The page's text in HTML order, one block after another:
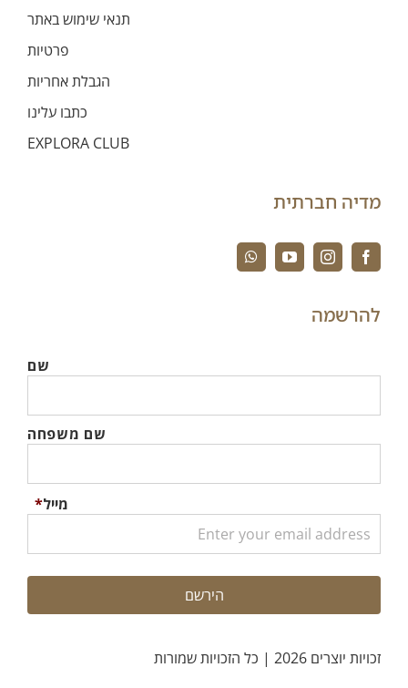
תנאי שימוש באתר
פרטיות
הגבלת אחריות
כתבו עלינו
EXPLORA CLUB
מדיה חברתית
להרשמה
שם
שם משפחה
מייל*
זכויות יוצרים 2026 | כל הזכויות שמורות